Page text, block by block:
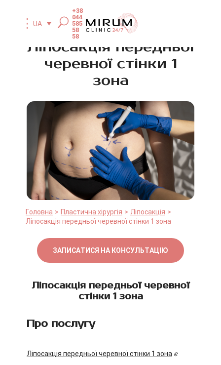
UA
+38
044
585
58
58
Ліпосакція передньої
черевної стінки 1
зона
Головна Пластична хірургія
Ліпосакція
Ліпосакція передньої черевної стінки 1 зона
ЗАПИСАТИСЯ НА КОНСУЛЬТАЦІЮ
Ліпосакція передньої черевної
стінки 1 зона
Про послугу
Ліпосакція передньої черевної стінки 1 зона є